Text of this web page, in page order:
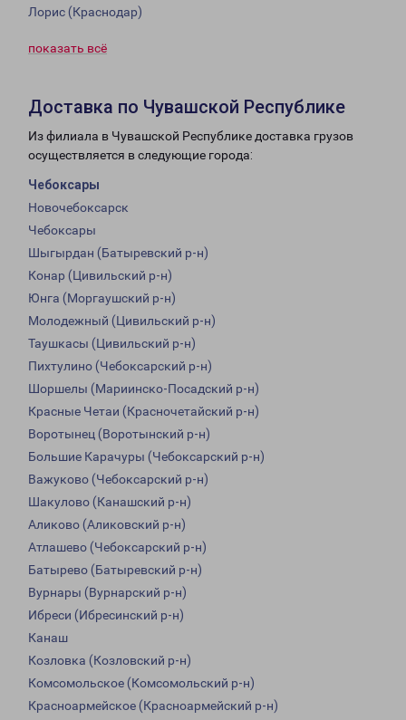
Лорис (Краснодар)
показать всё
Доставка по Чувашской Республике
Из филиала в Чувашской Республике доставка грузов
осуществляется в следующие города:
Чебоксары
Новочебоксарск
Чебоксары
Шыгырдан (Батыревский р-н)
Конар (Цивильский р-н)
Юнга (Моргаушский р-н)
Молодежный (Цивильский р-н)
Таушкасы (Цивильский р-н)
Пихтулино (Чебоксарский р-н)
Шоршелы (Мариинско-Посадский р-н)
Красные Четаи (Красночетайский р-н)
Воротынец (Воротынский р-н)
Большие Карачуры (Чебоксарский р-н)
Важуково (Чебоксарский р-н)
Шакулово (Канашский р-н)
Аликово (Аликовский р-н)
Атлашево (Чебоксарский р-н)
Батырево (Батыревский р-н)
Вурнары (Вурнарский р-н)
Ибреси (Ибресинский р-н)
Канаш
Козловка (Козловский р-н)
Комсомольское (Комсомольский р-н)
Красноармейское (Красноармейский р-н)